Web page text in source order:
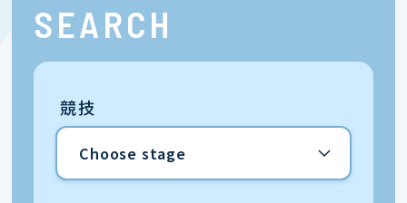
SEARCH
競技